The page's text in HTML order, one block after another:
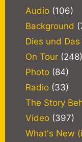
Audio (106)
Background
Dies und Das
On Tour (248)
Photo (84)
Radio (33)
The Story
Video (397)
What's New